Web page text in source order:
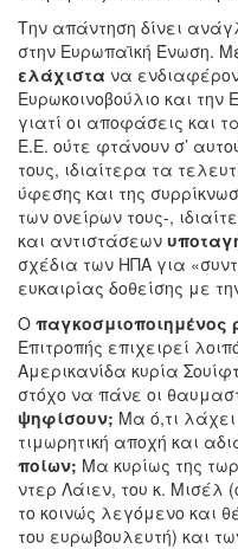
Την απάντηση δίνει
στην Ευρωπαϊκή Ένωση.
ελάχιστα να
Ευρωκοινοβούλιο και την
γιατί οι αποφάσεις και
Ε.Ε. ούτε φτάνουν σ’
τους, ιδιαίτερα τα
ύφεσης και της
των ονείρων τους-,
και αντιστάσεων
σχέδια των ΗΠΑ για
ευκαιρίας δοθείσης με
Ο παγκοσμιοποιημένος
Επιτροπής επιχειρεί
Αμερικανίδα κυρία
στόχο να πάνε οι
ψηφίσουν; Μα ό,τι λάχει
τιμωρητική αποχή και
ποίων; Μα κυρίως της
ντερ Λάιεν, του κ. Μισέλ
το κοινώς λεγόμενο και
του ευρωβουλευτή) και